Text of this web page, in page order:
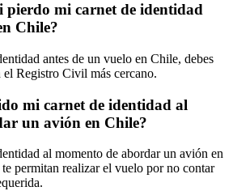
pierdo mi carnet de identidad
Chile?
antes de un vuelo en Chile, debes
Registro Civil más cercano.
mi carnet de identidad al
un avión en Chile?
al momento de abordar un avión en
permitan realizar el vuelo por no contar